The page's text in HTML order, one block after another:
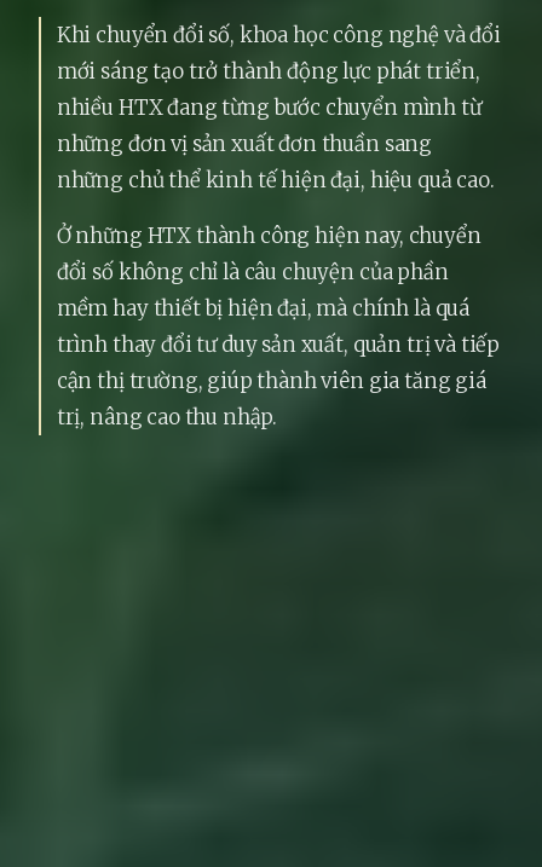
Khi chuyển đổi số, khoa học công nghệ và đổi
mới sáng tạo trở thành động lực phát triển,
nhiều HTX đang từng bước chuyển mình từ
những đơn vị sản xuất đơn thuần sang
những chủ thể kinh tế hiện đại, hiệu quả cao.
Ở những HTX thành công hiện nay, chuyển
đổi số không chỉ là câu chuyện của phần
mềm hay thiết bị hiện đại, mà chính là quá
trình thay đổi tư duy sản xuất, quản trị và tiếp
cận thị trường, giúp thành viên gia tăng giá
trị, nâng cao thu nhập.